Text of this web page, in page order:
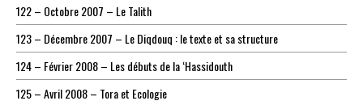
122 – Octobre 2007 – Le Talith
123 – Décembre 2007 – Le Diqdouq : le texte et sa structure
124 – Février 2008 – Les débuts de la ‘Hassidouth
125 – Avril 2008 – Tora et Ecologie